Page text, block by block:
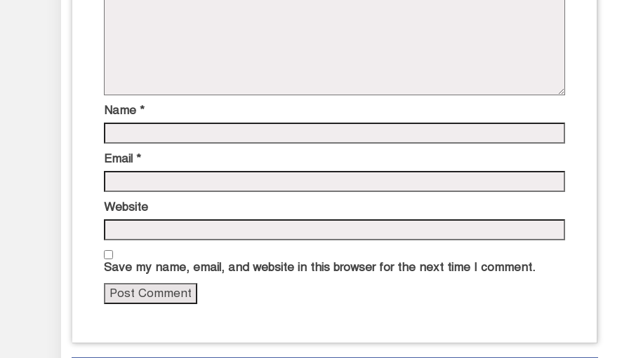
Name *
Email *
Website
Save my name, email, and website in this browser for the next time I comment.